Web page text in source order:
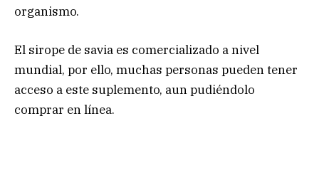
organismo.
El sirope de savia es comercializado a nivel
mundial, por ello, muchas personas pueden tener
acceso a este suplemento, aun pudiéndolo
comprar en línea.